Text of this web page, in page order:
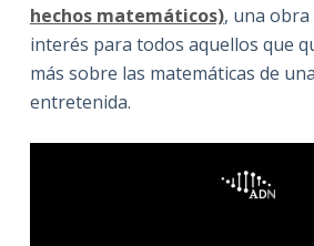
d
o
hechos matemáticos), una obra
interés para todos aquellos que
más sobre las matemáticas de
entretenida.